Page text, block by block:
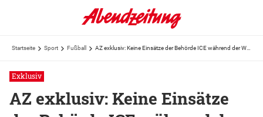
Startseite Sport Fußball
Exklusiv
AZ exklusiv: Keine Einsätze